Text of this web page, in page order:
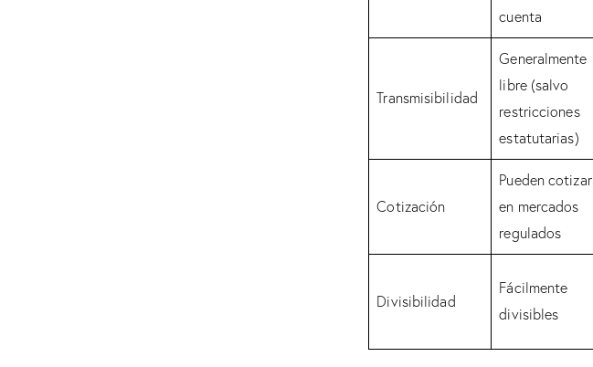
cuenta
Transmisibilidad
Generalmente
libre (salvo
restricciones
estatutarias)
Cotización
Pueden cotizar
en mercados
regulados
Divisibilidad
Fácilmente
divisibles